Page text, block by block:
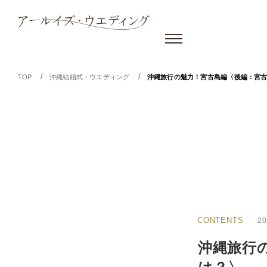
TOP / 沖縄結婚式・ウエディング / 沖縄旅行の魅力！宮古島編〈後編：宮
CONTENTS
沖縄旅行